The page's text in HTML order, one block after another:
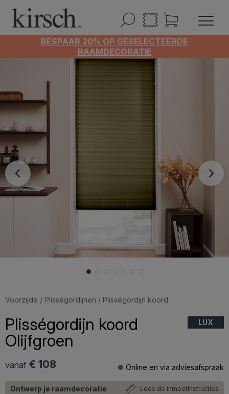
BESPAAR 20% OP GESELECTEERDE
RAAMDECORATIE
Voorzijde / Plisségordijnen / Plisségordijn koord
Plisségordijn koord
Olijfgroen
LUX
vanaf € 108 Online en via adviesafspraak
Ontwerp je raamdecoratie Lees de inmeetinstructies